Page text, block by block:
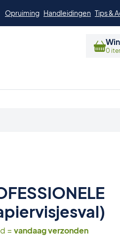
Opruiming Handleidingen Tips &
0
= vandaag verzonden